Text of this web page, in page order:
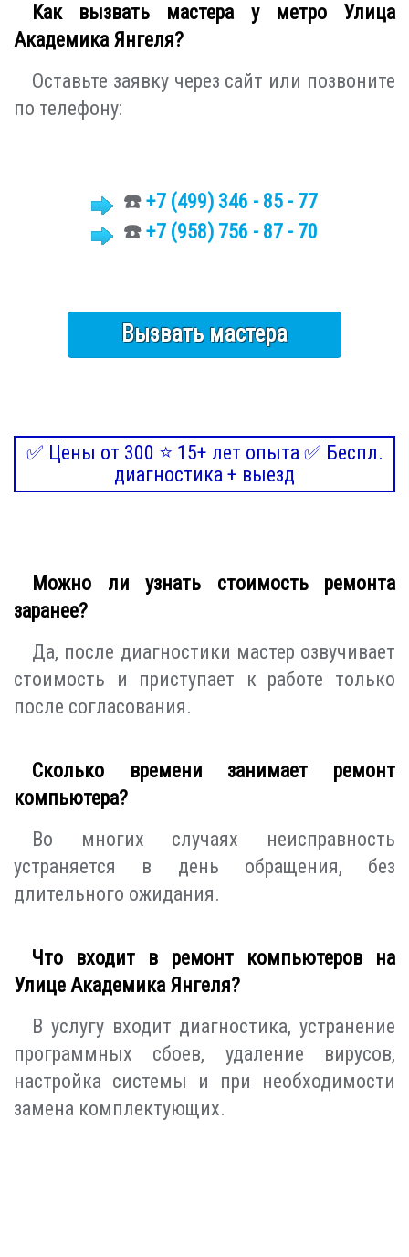
Как вызвать мастера у метро Улица
Академика Янгеля?
Оставьте заявку через сайт или позвоните
по телефону:
☎️ +7 (499) 346 - 85 - 77
☎️ +7 (958) 756 - 87 - 70
Вызвать мастера
✅ Цены от 300 ⭐ 15+ лет опыта ✅ Беспл.
диагностика + выезд
Можно ли узнать стоимость ремонта
заранее?
Да, после диагностики мастер озвучивает
стоимость и приступает к работе только
после согласования.
Сколько времени занимает ремонт
компьютера?
Во многих случаях неисправность
устраняется в день обращения, без
длительного ожидания.
Что входит в ремонт компьютеров на
Улице Академика Янгеля?
В услугу входит диагностика, устранение
программных сбоев, удаление вирусов,
настройка системы и при необходимости
замена комплектующих.